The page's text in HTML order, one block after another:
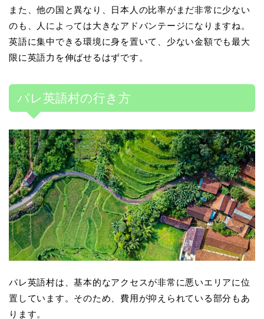
また、他の国と異なり、日本人の比率がまだ非常に少ない
のも、人によっては大きなアドバンテージになりますね。
英語に集中できる環境に身を置いて、少ない金額でも最大
限に英語力を伸ばせるはずです。
パレ英語村の行き方
パレ英語村は、基本的なアクセスが非常に悪いエリアに位
置しています。そのため、費用が抑えられている部分もあ
ります。